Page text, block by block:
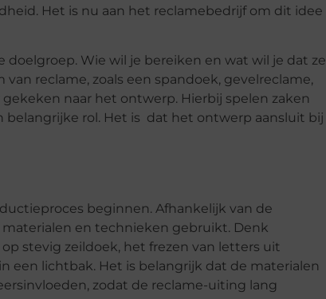
Het is nu aan het reclamebedrijf om dit idee
Wie wil je bereiken en wat wil je dat ze
reclame, zoals een spandoek, gevelreclame,
naar het ontwerp. Hierbij spelen zaken
rol. Het is dat het ontwerp aansluit bij
beginnen. Afhankelijk van de
en technieken gebruikt. Denk
stevig zeildoek, het frezen van letters uit
een lichtbak. Het is belangrijk dat de materialen
zodat de reclame-uiting lang